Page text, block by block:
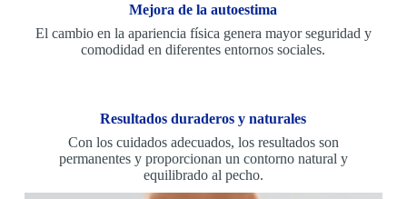
Mejora de la autoestima
El cambio en la apariencia física genera mayor seguridad y
comodidad en diferentes entornos sociales.
Resultados duraderos y naturales
Con los cuidados adecuados, los resultados son
permanentes y proporcionan un contorno natural y
equilibrado al pecho.